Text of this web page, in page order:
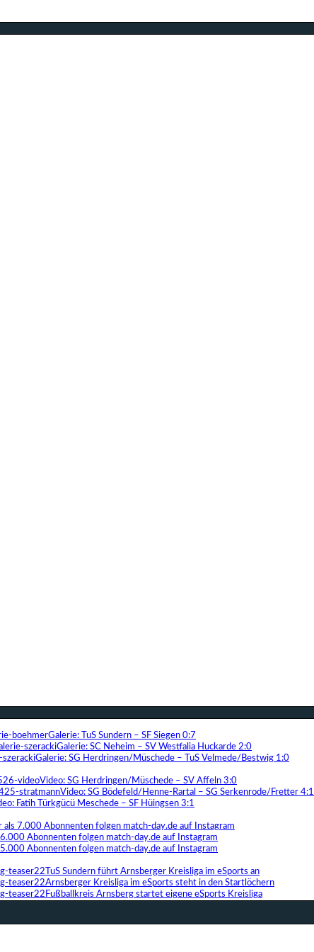
Galerie: TuS Sundern – SF Siegen 0:7
Galerie: SC Neheim – SV Westfalia Huckarde 2:0
Galerie: SG Herdringen/Müschede – TuS Velmede/Bestwig 1:0
Video: SG Herdringen/Müschede – SV Affeln 3:0
Video: SG Bödefeld/Henne-Rartal – SG Serkenrode/Fretter 4:1
Fatih Türkgücü Meschede – SF Hüingsen 3:1
als 7.000 Abonnenten folgen match-day.de auf Instagram
Abonnenten folgen match-day.de auf Instagram
Abonnenten folgen match-day.de auf Instagram
TuS Sundern führt Arnsberger Kreisliga im eSports an
Arnsberger Kreisliga im eSports steht in den Startlöchern
Fußballkreis Arnsberg startet eigene eSports Kreisliga